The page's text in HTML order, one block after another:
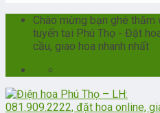
Chào mừng bạn ghé
tuyến tại Phú Thọ - Đặt
cầu, giao hoa nhanh nhất